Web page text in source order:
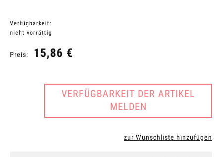
Verfügbarkeit:
nicht vorrättig
Preis: 15,86 €
VERFÜGBARKEIT DER ARTIKEL
MELDEN
zur Wunschliste hinzufügen